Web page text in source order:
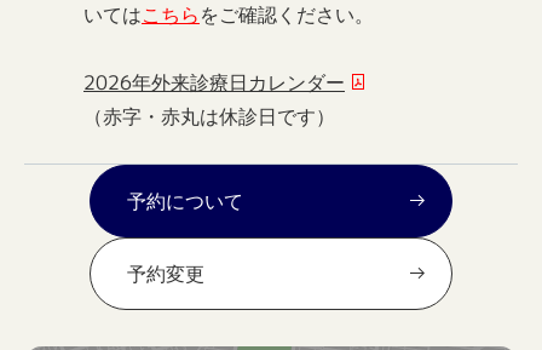
いてはこちらをご確認ください。
2026年外来診療日カレンダー
（赤字・赤丸は休診日です）
予約について
予約変更